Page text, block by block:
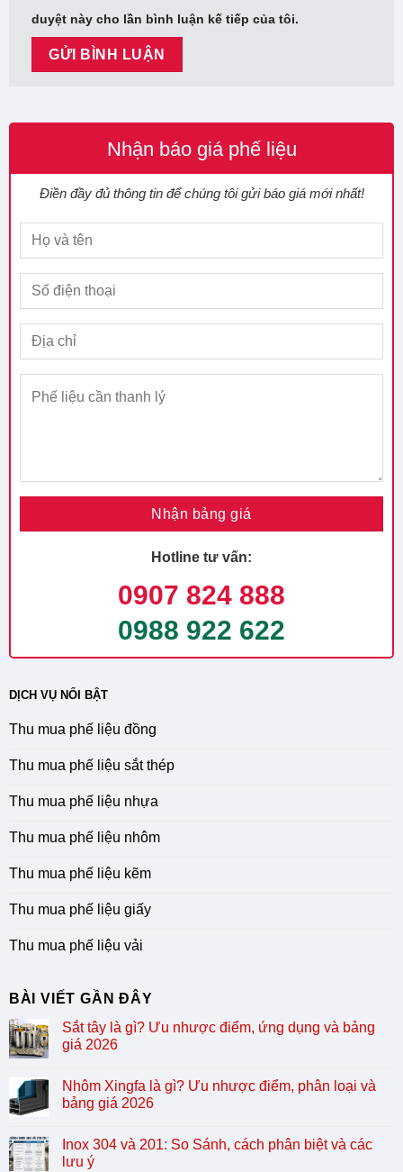
duyệt này cho lần bình luận kế tiếp của tôi.
Nhận báo giá phế liệu
Điền đầy đủ thông tin để chúng tôi gửi báo giá mới nhất!
Hotline tư vấn:
0907 824 888
0988 922 622
DỊCH VỤ NỔI BẬT
Thu mua phế liệu đồng
Thu mua phế liệu sắt thép
Thu mua phế liệu nhựa
Thu mua phế liệu nhôm
Thu mua phế liệu kẽm
Thu mua phế liệu giấy
Thu mua phế liệu vải
BÀI VIẾT GẦN ĐÂY
Sắt tây là gì? Ưu nhược điểm, ứng dụng và bảng
giá 2026
Nhôm Xingfa là gì? Ưu nhược điểm, phân loại và
bảng giá 2026
Inox 304 và 201: So Sánh, cách phân biệt và các
lưu ý